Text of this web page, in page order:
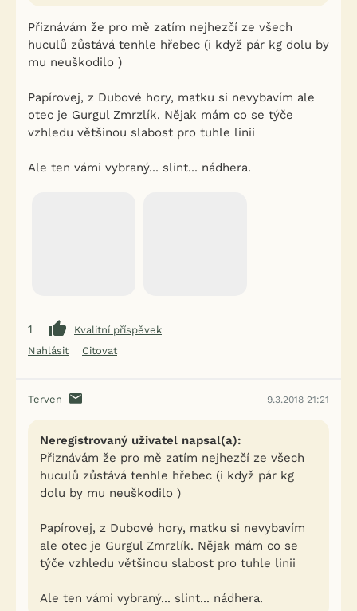
Přiznávám že pro mě zatím nejhezčí ze všech
huculů zůstává tenhle hřebec (i když pár kg dolu by
mu neuškodilo )
Papírovej, z Dubové hory, matku si nevybavím ale
otec je Gurgul Zmrzlík. Nějak mám co se týče
vzhledu většinou slabost pro tuhle linii
Ale ten vámi vybraný... slint... nádhera.
1
Kvalitní příspěvek
Nahlásit
Citovat
Terven 9.3.2018 21:21
Neregistrovaný uživatel napsal(a):
Přiznávám že pro mě zatím nejhezčí ze všech
huculů zůstává tenhle hřebec (i když pár kg
dolu by mu neuškodilo )
Papírovej, z Dubové hory, matku si nevybavím
ale otec je Gurgul Zmrzlík. Nějak mám co se
týče vzhledu většinou slabost pro tuhle linii
Ale ten vámi vybraný... slint... nádhera.